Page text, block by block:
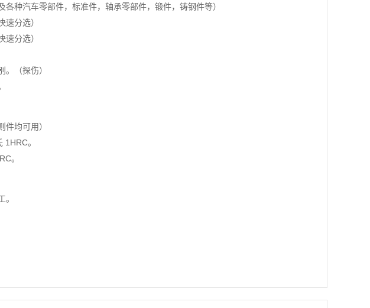
种汽车零部件，标准件，轴承零部件，锻件，铸钢件等）
分选）
分选）
。（探伤）
均可用）
。
。